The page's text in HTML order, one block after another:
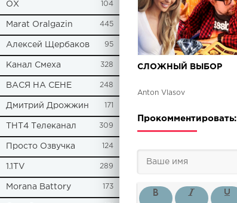
ОХ 104
Marat Oralgazin 445
Алексей Щербаков 95
Канал Смеха 328
ВАСЯ НА СЕНЕ 248
Дмитрий Дрожжин 171
ТНТ4 Телеканал 309
Просто Озвучка 124
1.1TV 289
Morana Battory 173
СЛОЖНЫЙ ВЫБОР
Anton Vlasov
Прокомментировать: